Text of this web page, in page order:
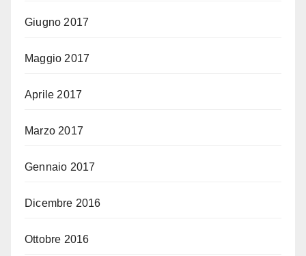
Giugno 2017
Maggio 2017
Aprile 2017
Marzo 2017
Gennaio 2017
Dicembre 2016
Ottobre 2016